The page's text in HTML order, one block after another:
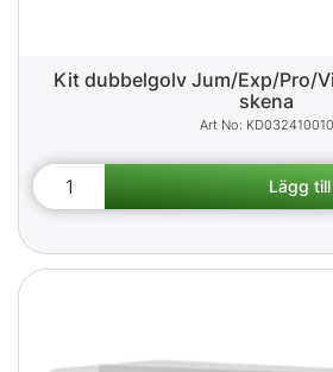
Kit dubbelgolv Jum/Exp/Pro/
skena
KD032410010